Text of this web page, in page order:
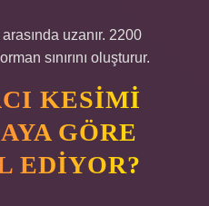
uzanır. 2200
sınırını oluşturur.
KESIMI
GÖRE
EDIYOR?